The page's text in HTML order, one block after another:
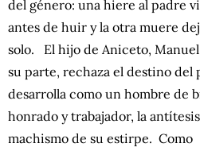
del género: una hiere al padre
antes de huir y la otra muere
solo. El hijo de Aniceto,
su parte, rechaza el destino del
desarrolla como un hombre de
honrado y trabajador, la
machismo de su estirpe. Como